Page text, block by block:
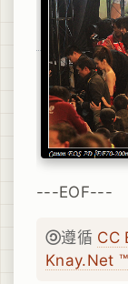
---EOF---
遵循 CC
Knay.Net ™